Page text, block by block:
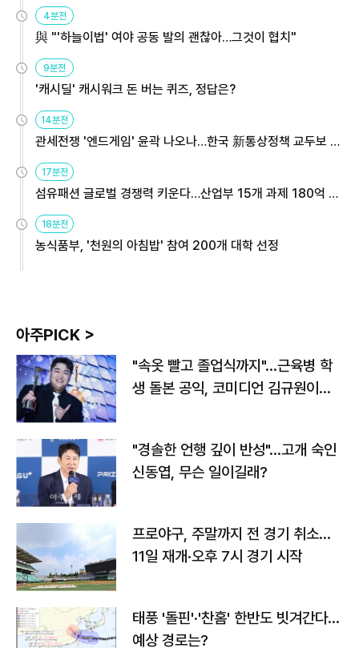
4분전
與 "'하늘이법' 여야 공동 발의 괜찮아…그것이 협치"
9분전
'캐시딜' 캐시워크 돈 버는 퀴즈, 정답은?
14분전
관세전쟁 '엔드게임' 윤곽 나오나…한국 新통상정책 교두보 활
용해야
17분전
섬유패션 글로벌 경쟁력 키운다…산업부 15개 과제 180억 지
원
18분전
농식품부, '천원의 아침밥' 참여 200개 대학 선정
아주PICK >
"속옷 빨고 졸업식까지"…근육병 학
생 돌본 공익, 코미디언 김규원이었
"경솔한 언행 깊이 반성"…고개 숙인
신동엽, 무슨 일이길래?
프로야구, 주말까지 전 경기 취소…
11일 재개·오후 7시 경기 시작
태풍 '돌핀'·'찬홈' 한반도 빗겨간다…
예상 경로는?